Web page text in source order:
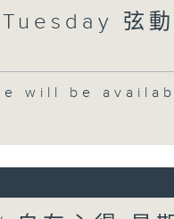
弦動
will be